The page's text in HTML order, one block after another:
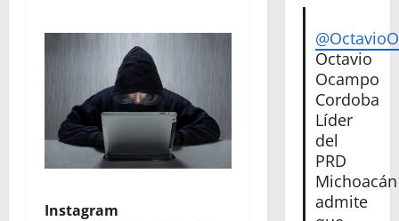
Instagram
Octavio
Ocampo
Cordoba
Líder
del
PRD
Michoacán
admite